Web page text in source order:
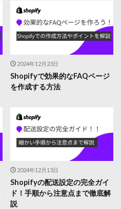
2024年12月23日
Shopifyで効果的なFAQページ
を作成する方法
2024年12月13日
Shopifyの配送設定の完全ガイ
ド！手順から注意点まで徹底解
説